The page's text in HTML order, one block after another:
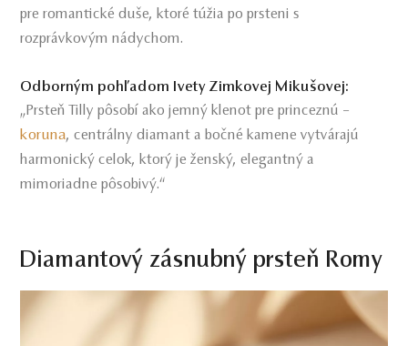
pre romantické duše, ktoré túžia po prsteni s
rozprávkovým nádychom.
Odborným pohľadom Ivety Zimkovej Mikušovej:
„Prsteň Tilly pôsobí ako jemný klenot pre princeznú –
koruna, centrálny diamant a bočné kamene vytvárajú
harmonický celok, ktorý je ženský, elegantný a
mimoriadne pôsobivý.“
Diamantový zásnubný prsteň Romy